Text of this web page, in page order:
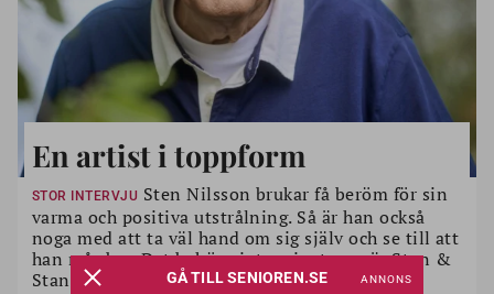
En artist i toppform
STOR INTERVJU Sten Nilsson brukar få beröm för sin
varma och positiva utstrålning. Så är han också
noga med att ta väl hand om sig själv och se till att
han mår bra. Det behövs inte minst nu när Sten &
Stanley åker landet runt på turné.